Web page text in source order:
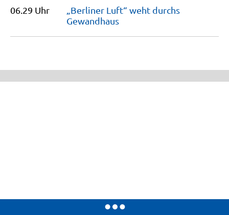
06.29 Uhr
„Berliner Luft“ weht durchs
Gewandhaus